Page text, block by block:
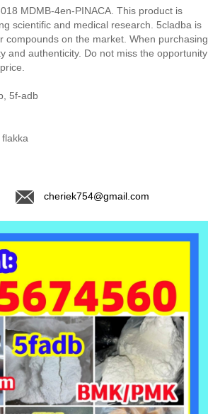
MDMB-4en-PINACA. This product is
scientific and medical research. 5cladba is
on the market. When purchasing
and authenticity. Do not miss the opportunity
5f-adb
cheriek754@gmail.com